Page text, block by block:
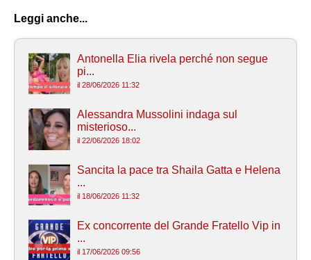
Leggi anche...
Antonella Elia rivela perché non segue
pi...
il 28/06/2026 11:32
Alessandra Mussolini indaga sul
misterioso...
il 22/06/2026 18:02
Sancita la pace tra Shaila Gatta e Helena
...
il 18/06/2026 11:32
Ex concorrente del Grande Fratello Vip in
...
il 17/06/2026 09:56